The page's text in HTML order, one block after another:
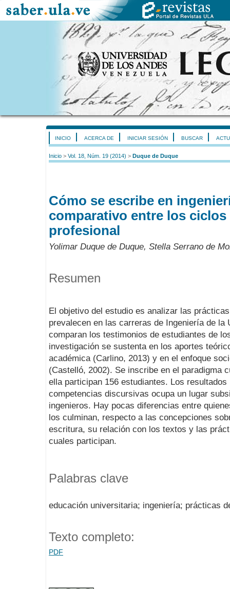
INICIO ACERCA DE INICIAR SESIÓN BUSCAR
Inicio > Vol. 18, Núm. 19 (2014) > Duque de Duque
Cómo se escribe en
comparativo entre los ciclos
profesional
Yolimar Duque de Duque, Stella Serrano de
Resumen
El objetivo del estudio es analizar las
prevalecen en las carreras de Ingeniería de la
comparan los testimonios de estudiantes de
investigación se sustenta en los aportes
académica (Carlino, 2013) y en el enfoque
(Castelló, 2002). Se inscribe en el paradigma
ella participan 156 estudiantes. Los
competencias discursivas ocupa un lugar
ingenieros. Hay pocas diferencias entre
los culminan, respecto a las concepciones
escritura, su relación con los textos y las
cuales participan.
Palabras clave
educación universitaria; ingeniería; prácticas
Texto completo:
PDF